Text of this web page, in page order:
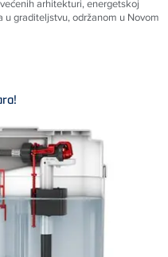
arhitekturi, energetskoj
graditeljstvu, održanom u Novom